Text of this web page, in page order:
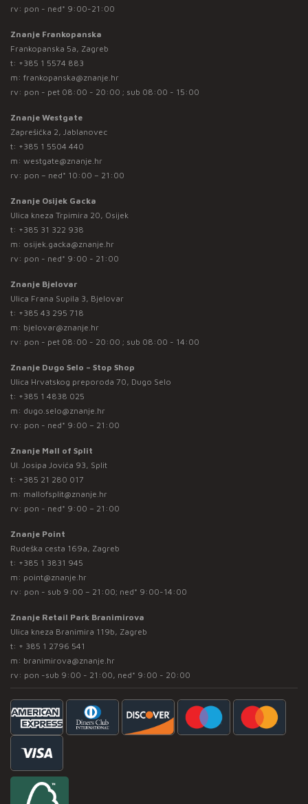
rv: pon - ned* 9:00-21:00
Znanje Frankopanska
Frankopanska 5a, Zagreb
t: +385 1 5574 883
m: frankopanska@znanje.hr
rv: pon - pet 08:00 - 20:00 ; sub 08:00 - 15:00
Znanje Westgate
Zaprešićka 2, Jablanovec
t: +385 1 5504 440
m: westgate@znanje.hr
rv: pon – ned* 10:00 – 21:00
Znanje Osijek Gacka
Ulica kneza Trpimira 20, Osijek
t: +385 31 322 938
m: osijek.gacka@znanje.hr
rv: pon - ned* 9:00 - 21:00
Znanje Bjelovar
Ulica Frana Supila 3, Bjelovar
t: +385 43 295 718
m: bjelovar@znanje.hr
rv: pon - pet 08:00 - 20:00 ; sub 08:00 - 14:00
Znanje Dugo Selo – Stop Shop
Ulica Hrvatskog preporoda 70, Dugo Selo
t: +385 1 4838 025
m: dugo.selo@znanje.hr
rv: pon - ned* 9:00 – 21:00
Znanje Mall of Split
Ul. Josipa Jovića 93, Split
t: +385 21 280 017
m: mallofsplit@znanje.hr
rv: pon - ned* 9:00 – 21:00
Znanje Point
Rudeška cesta 169a, Zagreb
t: +385 1 3831 945
m: point@znanje.hr
rv: pon - sub 9:00 – 21:00; ned* 9:00-14:00
Znanje Retail Park Branimirova
Ulica kneza Branimira 119b, Zagreb
t: + 385 1 2796 541
m: branimirova@znanje.hr
rv: pon -sub 9:00 - 21:00, ned* 9:00 - 20:00